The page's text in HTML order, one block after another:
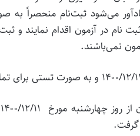
می‌شود ثبت‌نام منحصراً به
نام در آزمون اقدام نمایند و
نمی‌باشند.
گرفت.